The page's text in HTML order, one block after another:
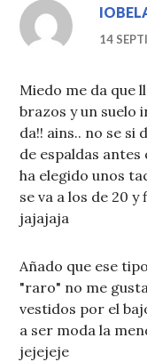
14
Miedo me da que
brazos y un suelo
da!! ains.. no se
de espaldas
ha elegido unos
se va a los de 20
jajajaja
Añado que ese
"raro" no me
vestidos por el
a ser moda la
jejejeje